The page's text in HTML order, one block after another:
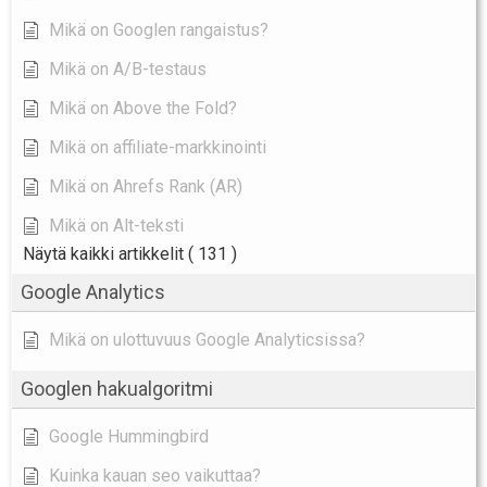
Mikä on Googlen rangaistus?
Mikä on A/B-testaus
Mikä on Above the Fold?
Mikä on affiliate-markkinointi
Mikä on Ahrefs Rank (AR)
Mikä on Alt-teksti
Näytä kaikki artikkelit ( 131 )
Google Analytics
Mikä on ulottuvuus Google Analyticsissa?
Googlen hakualgoritmi
Google Hummingbird
Kuinka kauan seo vaikuttaa?